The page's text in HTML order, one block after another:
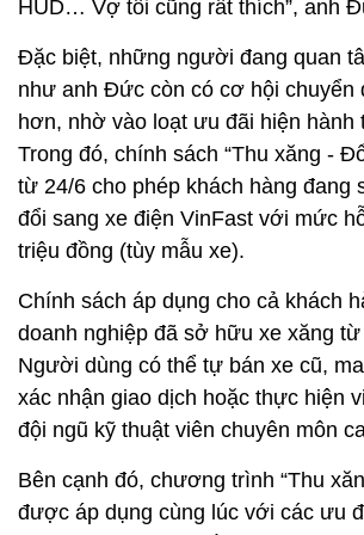
HUD… Vợ tôi cũng rất thích”, anh
Đặc biệt, những người đang quan
như anh Đức còn có cơ hội chuyển
hơn, nhờ vào loạt ưu đãi hiện hành
Trong đó, chính sách “Thu xăng -
từ 24/6 cho phép khách hàng đang
đổi sang xe điện VinFast với mức
triệu đồng (tùy mẫu xe).
Chính sách áp dụng cho cả khách
doanh nghiệp đã sở hữu xe xăng
Người dùng có thể tự bán xe cũ,
xác nhận giao dịch hoặc thực hiện
đội ngũ kỹ thuật viên chuyên môn
Bên cạnh đó, chương trình “Thu
được áp dụng cùng lúc với các ưu